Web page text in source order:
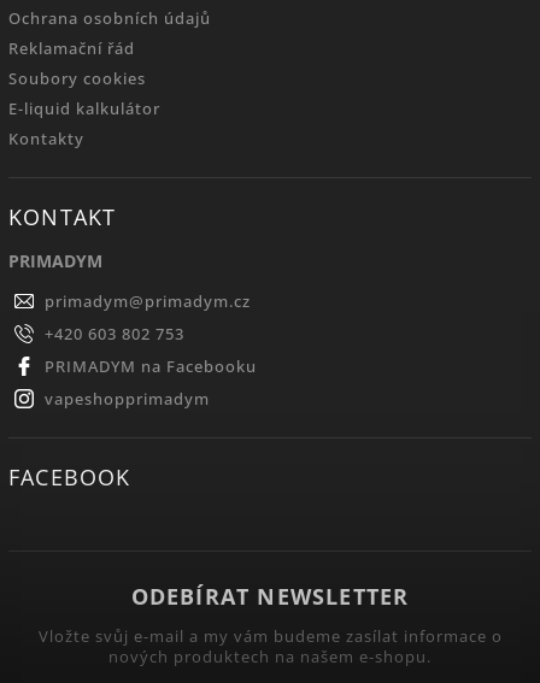
Ochrana osobních údajů
Reklamační řád
Soubory cookies
E-liquid kalkulátor
Kontakty
KONTAKT
PRIMADYM
primadym@primadym.cz
+420 603 802 753
PRIMADYM na Facebooku
vapeshopprimadym
FACEBOOK
ODEBÍRAT NEWSLETTER
Vložte svůj e-mail a my vám budeme zasílat informace o
nových produktech na našem e-shopu.